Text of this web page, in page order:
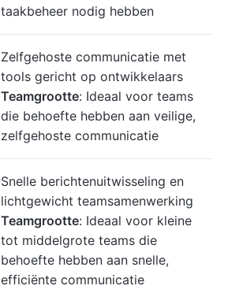
taakbeheer nodig hebben
Zelfgehoste communicatie met
tools gericht op ontwikkelaars
Teamgrootte: Ideaal voor teams
die behoefte hebben aan veilige,
zelfgehoste communicatie
Snelle berichtenuitwisseling en
lichtgewicht teamsamenwerking
Teamgrootte: Ideaal voor kleine
tot middelgrote teams die
behoefte hebben aan snelle,
efficiënte communicatie